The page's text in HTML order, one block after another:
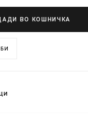
ВО КОШНИЧКА